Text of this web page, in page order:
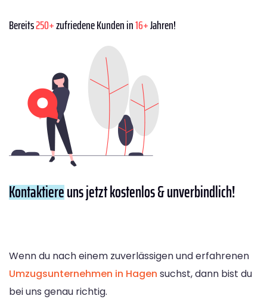
Bereits250+zufriedene Kunden in16+Jahren!
Kontaktiereuns jetzt kostenlos & unverbindlich!
Wenn du nach einem zuverlässigen und erfahrenen
Umzugsunternehmen in Hagen suchst, dann bist du
bei uns genau richtig.